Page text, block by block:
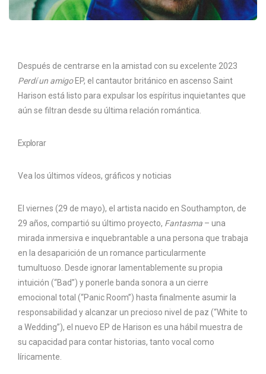
Después de centrarse en la amistad con su excelente 2023
Perdí un amigoEP, el cantautor británico en ascenso Saint
Harison está listo para expulsar los espíritus inquietantes que
aún se filtran desde su última relación romántica.
Explorar
Vea los últimos vídeos, gráficos y noticias
El viernes (29 de mayo), el artista nacido en Southampton, de
29 años, compartió su último proyecto, Fantasma – una
mirada inmersiva e inquebrantable a una persona que trabaja
en la desaparición de un romance particularmente
tumultuoso. Desde ignorar lamentablemente su propia
intuición (“Bad”) y ponerle banda sonora a un cierre
emocional total (“Panic Room”) hasta finalmente asumir la
responsabilidad y alcanzar un precioso nivel de paz (“White to
a Wedding”), el nuevo EP de Harison es una hábil muestra de
su capacidad para contar historias, tanto vocal como
líricamente.